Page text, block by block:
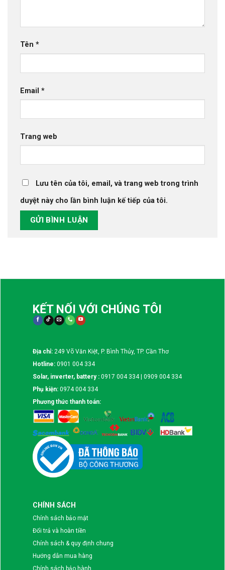
Tên *
Email *
Trang web
Lưu tên của tôi, email, và trang web trong trình
duyệt này cho lần bình luận kế tiếp của tôi.
KẾT NỐI VỚI CHÚNG TÔI
Địa chỉ: 249 Võ Văn Kiệt, P. Bình Thủy, TP. Cần Thơ
Hotline: 0901 004 334
Solar, inverter, battery : 0917 004 334 | 0909 004 334
Phụ kiện: 0974 004 334
Phương thức thanh toán:
CHÍNH SÁCH
Chính sách bảo mật
Đổi trả và hoàn tiền
Chính sách & quy định chung
Hướng dẫn mua hàng
Chính sách bảo hành